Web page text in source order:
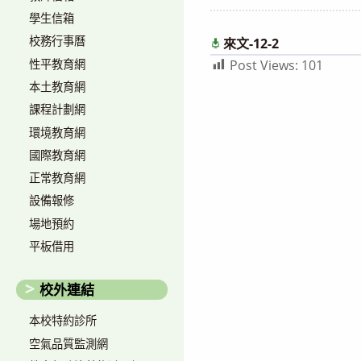
來文-12-2
Post Views: 101
學生信箱
校務行事曆
性平教育網
本土教育網
課程計劃網
環境教育網
國際教育網
正常教育網
設備報修
場地預約
平板借用
校外連結
本校特約診所
空氣品質監測網